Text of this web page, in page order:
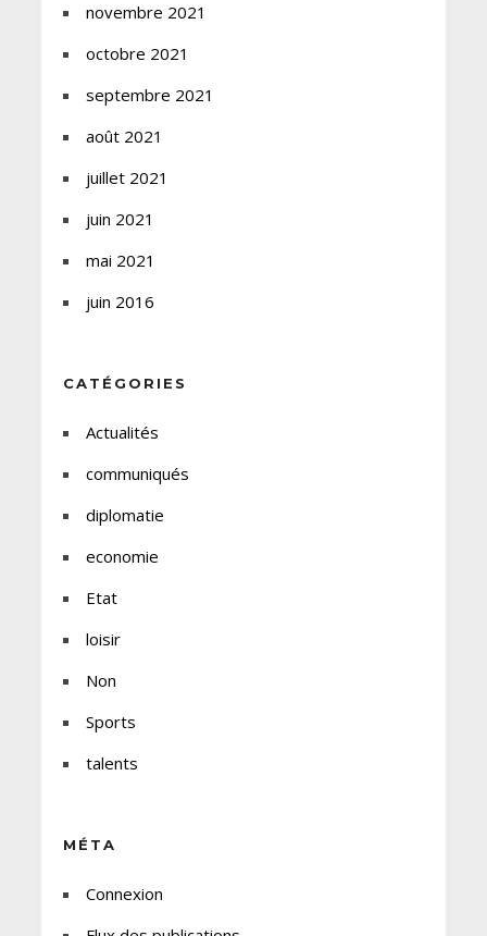
novembre 2021
octobre 2021
septembre 2021
août 2021
juillet 2021
juin 2021
mai 2021
juin 2016
CATÉGORIES
Actualités
communiqués
diplomatie
economie
Etat
loisir
Non
Sports
talents
MÉTA
Connexion